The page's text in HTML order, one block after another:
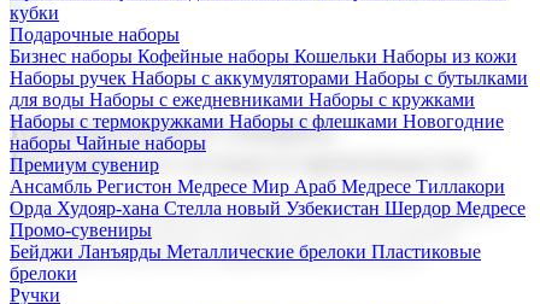
кубки
Подарочные наборы
Бизнес наборы Кофейные наборы Кошельки Наборы из кожи
Наборы ручек Наборы с аккумуляторами Наборы с бутылками
для воды Наборы с ежедневниками Наборы с кружками
Наборы с термокружками Наборы с флешками Новогодние
наборы Чайные наборы
Премиум сувенир
Ансамбль Регистон Медресе Мир Араб Медресе Тиллакори
Орда Худояр-хана Стелла новый Узбекистан Шердор Медресе
Промо-сувениры
Бейджи Ланъярды Металлические брелоки Пластиковые
брелоки
Ручки
Корпоративные подарки
Поставка со склада и производство
Мы предлагаем широкий выбор корпоративных подарков и
сувениров с логотипом. В нашем каталоге вы найдете
продукцию для бизнеса, мероприятия и клиентов.